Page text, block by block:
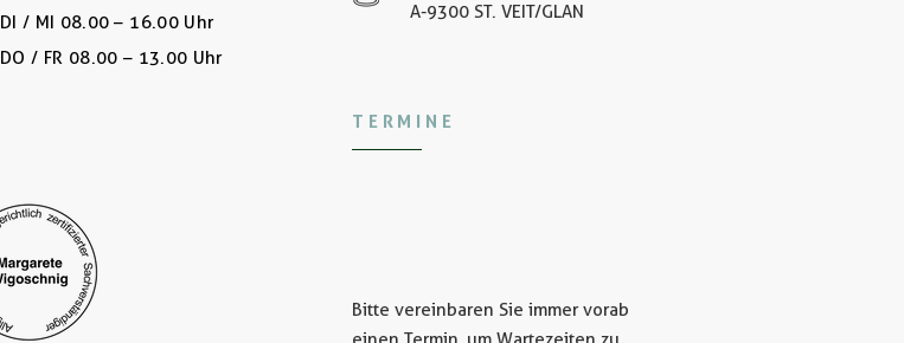
DI / MI 08.00 – 16.00 Uhr
DO / FR 08.00 – 13.00 Uhr
A-9300 ST. VEIT/GLAN
TERMINE
Bitte vereinbaren Sie immer vorab